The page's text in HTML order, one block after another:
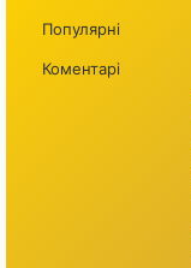
Популярні
Коментарі